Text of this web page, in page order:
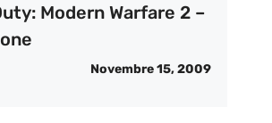
Modern Warfare 2 –
Novembre 15, 2009